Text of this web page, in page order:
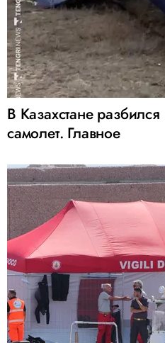
В Казахстане
самолет. Главное